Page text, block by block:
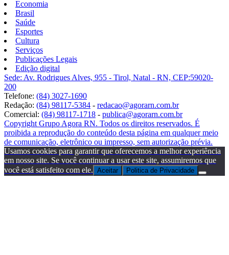
Economia
Brasil
Saúde
Esportes
Cultura
Serviços
Publicações Legais
Edição digital
Sede: Av. Rodrigues Alves, 955 - Tirol, Natal - RN, CEP:59020-
200
Telefone: (84) 3027-1690
Redação: (84) 98117-5384 - redacao@agorarn.com.br
Comercial: (84) 98117-1718 - publica@agorarn.com.br
Copyright Grupo Agora RN. Todos os direitos reservados. É
proibida a reprodução do conteúdo desta página em qualquer meio
de comunicação, eletrônico ou impresso, sem autorização prévia.
Usamos cookies para garantir que oferecemos a melhor experiência
em nosso site. Se você continuar a usar este site, assumiremos que
você está satisfeito com ele. Aceitar Politica de Privacidade